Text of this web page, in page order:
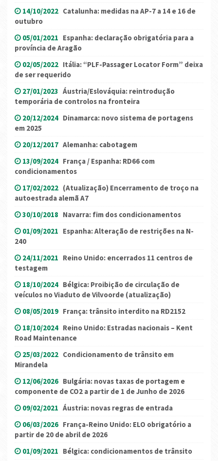
14/10/2022 Catalunha: medidas na AP-7 a 14 e 16 de
outubro
05/01/2021 Espanha: declaração obrigatória para a
província de Aragão
02/05/2022 Itália: “PLF-Passager Locator Form” deixa
de ser requerido
27/01/2023 Áustria/Eslováquia: reintrodução
temporária de controlos na fronteira
20/12/2024 Dinamarca: novo sistema de portagens
em 2025
20/12/2017 Alemanha: cabotagem
13/09/2024 França / Espanha: RD66 com
condicionamentos
17/02/2022 (Atualização) Encerramento de troço na
autoestrada alemã A7
30/10/2018 Navarra: fim dos condicionamentos
01/09/2021 Espanha: Alteração de restrições na N-
240
24/11/2021 Reino Unido: encerrados 11 centros de
testagem
18/10/2024 Bélgica: Proibição de circulação de
veículos no Viaduto de Vilvoorde (atualização)
08/05/2019 França: trânsito interdito na RD2152
18/10/2024 Reino Unido: Estradas nacionais – Kent
Road Maintenance
25/03/2022 Condicionamento de trânsito em
Mirandela
12/06/2026 Bulgária: novas taxas de portagem e
componente de CO2 a partir de 1 de Junho de 2026
09/02/2021 Áustria: novas regras de entrada
06/03/2026 França-Reino Unido: ELO obrigatório a
partir de 20 de abril de 2026
01/09/2021 Bélgica: condicionamentos de trânsito